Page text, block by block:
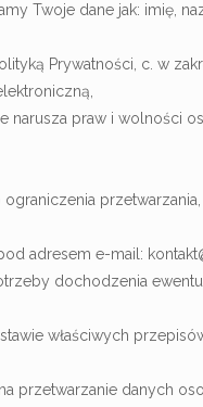
Twoje dane jak: imię,
Prywatności, c. w
narusza praw i wolności
adresem e-mail:
dochodzenia
właściwych
przetwarzanie danych